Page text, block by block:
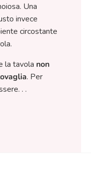
Una
invece
circostante
la tavola non
. Per
. .